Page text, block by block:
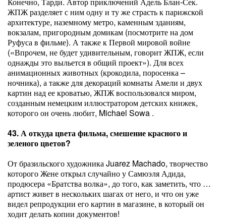
ЖПЖ разделяет с ним одну и ту же страсть к парижской
архитектуре, наземному метро, каменным зданиям,
вокзалам, пригородным домикам (посмотрите на дом
Руфуса в фильме). А также к Первой мировой войне
(«Впрочем, не будет удивительным, говорит ЖПЖ, если
однажды это выльется в общий проект»). Для всех
анимационных животных (крокодила, поросенка –
ночника), а также для декораций комнаты Амели и двух
картин над ее кроватью, ЖПЖ воспользовался миром,
созданным немецким иллюстратором детских книжек,
которого он очень любит, Michael Sowa .
43. А откуда цвета фильма, смешение красного и
зеленого цветов?
От бразильского художника Juarez Machado, творчество
которого Жене открыл случайно у Самюэля Адида,
продюсера «Братства волка», до того, как заметить, что …
артист живет в нескольких шагах от него, и что он уже
видел репродукции его картин в магазине, в который он
ходит делать копии документов!